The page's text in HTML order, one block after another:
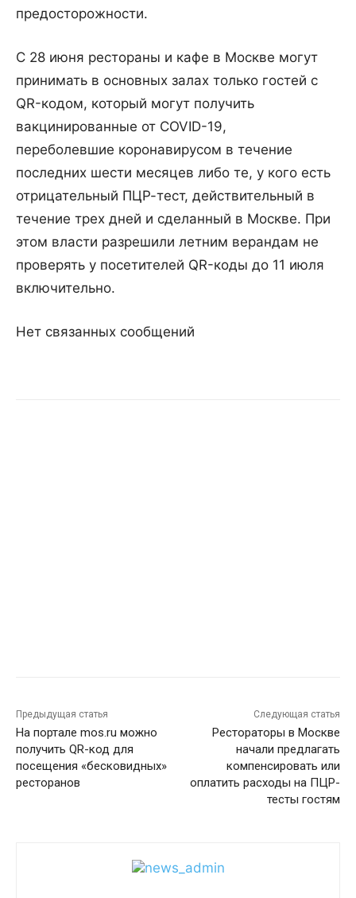
предосторожности.
С 28 июня рестораны и кафе в Москве могут
принимать в основных залах только гостей с
QR-кодом, который могут получить
вакцинированные от COVID-19,
переболевшие коронавирусом в течение
последних шести месяцев либо те, у кого есть
отрицательный ПЦР-тест, действительный в
течение трех дней и сделанный в Москве. При
этом власти разрешили летним верандам не
проверять у посетителей QR-коды до 11 июля
включительно.
Нет связанных сообщений
Предыдущая статья
На портале mos.ru можно
получить QR-код для
посещения «бесковидных»
ресторанов
Следующая статья
Рестораторы в Москве
начали предлагать
компенсировать или
оплатить расходы на ПЦР-
тесты гостям